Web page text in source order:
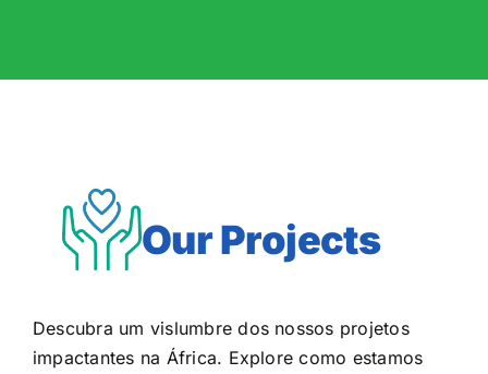
Our Projects
Descubra um vislumbre dos nossos projetos
impactantes na África. Explore como estamos